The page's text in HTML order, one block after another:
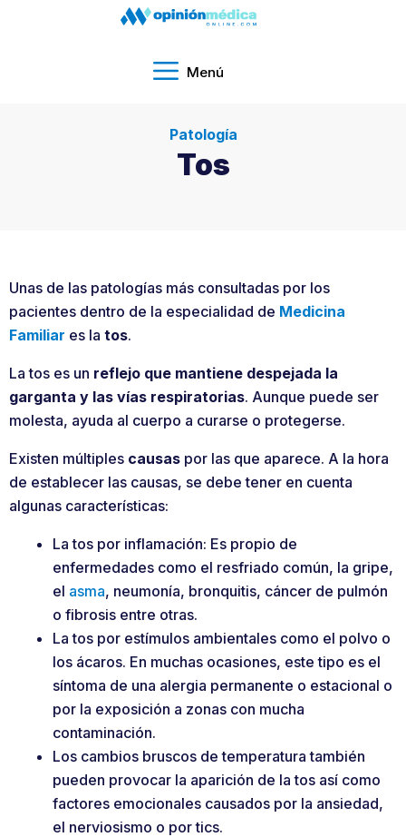
Menú
Patología
Tos
Unas de las patologías más consultadas por los
pacientes dentro de la especialidad de Medicina
Familiar es la tos.
La tos es un reflejo que mantiene despejada la
garganta y las vías respiratorias. Aunque puede ser
molesta, ayuda al cuerpo a curarse o protegerse.
Existen múltiples causas por las que aparece. A la hora
de establecer las causas, se debe tener en cuenta
algunas características:
La tos por inflamación: Es propio de
enfermedades como el resfriado común, la gripe,
el asma, neumonía, bronquitis, cáncer de pulmón
o fibrosis entre otras.
La tos por estímulos ambientales como el polvo o
los ácaros. En muchas ocasiones, este tipo es el
síntoma de una alergia permanente o estacional o
por la exposición a zonas con mucha
contaminación.
Los cambios bruscos de temperatura también
pueden provocar la aparición de la tos así como
factores emocionales causados por la ansiedad,
el nerviosismo o por tics.